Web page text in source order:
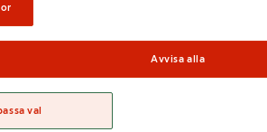
Avvisa alla
val